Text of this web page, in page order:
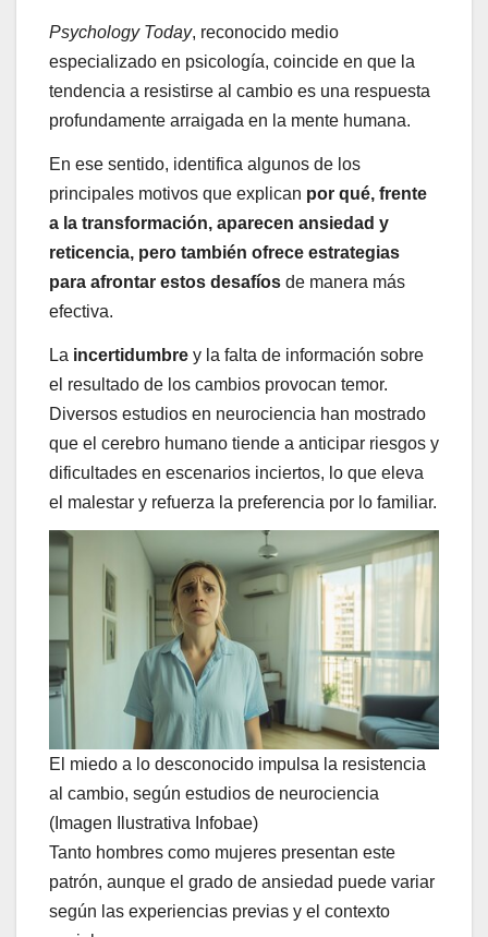
Psychology Today, reconocido medio
especializado en psicología, coincide en que la
tendencia a resistirse al cambio es una respuesta
profundamente arraigada en la mente humana.
En ese sentido, identifica algunos de los
principales motivos que explican por qué, frente
a la transformación, aparecen ansiedad y
reticencia, pero también ofrece estrategias
para afrontar estos desafíos de manera más
efectiva.
La incertidumbre y la falta de información sobre
el resultado de los cambios provocan temor.
Diversos estudios en neurociencia han mostrado
que el cerebro humano tiende a anticipar riesgos y
dificultades en escenarios inciertos, lo que eleva
el malestar y refuerza la preferencia por lo familiar.
El miedo a lo desconocido impulsa la resistencia
al cambio, según estudios de neurociencia
(Imagen Ilustrativa Infobae)
Tanto hombres como mujeres presentan este
patrón, aunque el grado de ansiedad puede variar
según las experiencias previas y el contexto